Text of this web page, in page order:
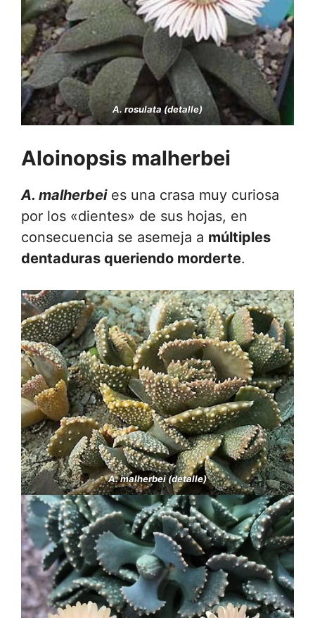
A. rosulata (detalle)
Aloinopsis malherbei
A. malherbei es una crasa muy curiosa
por los «dientes» de sus hojas, en
consecuencia se asemeja a múltiples
dentaduras queriendo morderte.
A. malherbei (detalle)